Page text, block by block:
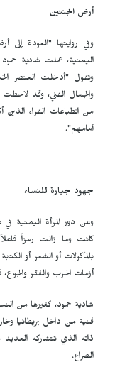
أرض الجنتين
وفي روايتها "العودة
اليمنية، عملت شادية حمود
وتقول "أدخلت العنصر
والجمال الفني، وقد لاحظت
من انطباعات القراء الذين
أمامهم".
جهود جبارة للنساء
وعن دور المرأة اليمنية
كانت وما زالت رمزاً
بالمأكولات أو الشعر أو
أزمات الحرب والفقر
شادية حمود، كغيرها من
فنية من داخل بريطانيا
ذاته الذي تتشاركه
الصراع.